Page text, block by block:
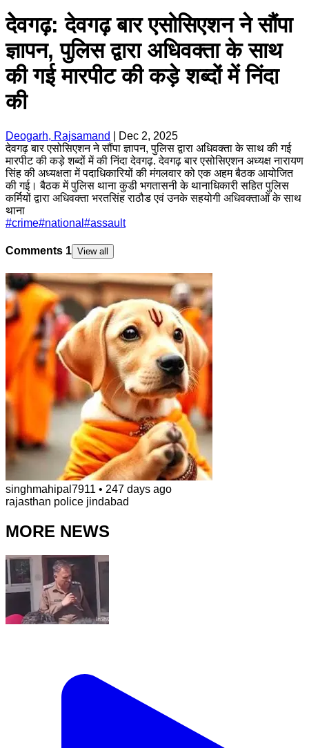
देेवगढ़: देवगढ़ बार एसोसिएशन ने सौंपा
ज्ञापन, पुलिस द्वारा अधिवक्ता के साथ
की गई मारपीट की कड़े शब्दों में निंदा
की
Deogarh, Rajsamand
Dec 2, 2025
देवगढ़ बार एसोसिएशन ने सौंपा ज्ञापन, पुलिस द्वारा अधिवक्ता के साथ की गई
मारपीट की कड़े शब्दों में की निंदा देवगढ़. देवगढ़ बार एसोसिएशन अध्यक्ष नारायण
सिंह की अध्यक्षता में पदाधिकारियों की मंगलवार को एक अहम बैठक आयोजित
की गई। बैठक में पुलिस थाना कुडी भगतासनी के थानाधिकारी सहित पुलिस
कर्मियों द्वारा अधिवक्ता भरतसिंह राठौड एवं उनके सहयोगी अधिवक्ताओं के साथ
थाना
#crime#national #assault
Comments 1 View all
singhmahipal7911 • 247 days ago
rajasthan police jindabad
MORE NEWS